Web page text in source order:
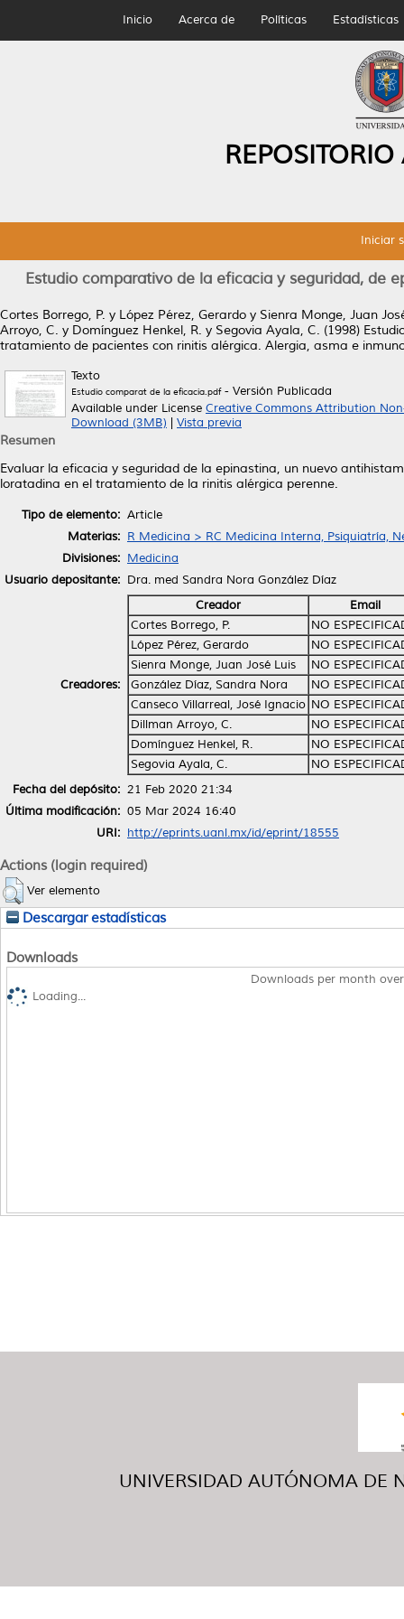
Inicio Acerca de Políticas Estadísticas
Iniciar
Estudio comparativo de la eficacia y seguridad, de
Cortes Borrego, P. y López Pérez, Gerardo y Sienra Monge, Juan
Arroyo, C. y Domínguez Henkel, R. y Segovia Ayala, C. (1998)
tratamiento de pacientes con rinitis alérgica. Alergia, asma e
Texto
Estudio comparat de la eficacia.pdf- Versión Publicada
Available under License Creative Commons Attribution
Download (3MB)
Vista previa
Resumen
Evaluar la eficacia y seguridad de la epinastina, un nuevo
loratadina en el tratamiento de la rinitis alérgica perenne.
Tipo de elemento: Article
Materias: R Medicina > RC Medicina Interna, Psiquiatría,
Divisiones: Medicina
Usuario depositante: Dra. med Sandra Nora González Díaz
Creadores:
Creador
Email
Cortes Borrego, P.
NO
López Pérez, Gerardo
NO
Sienra Monge, Juan José Luis
NO
González Díaz, Sandra Nora
NO
Canseco Villarreal, José Ignacio NO
Dillman Arroyo, C.
NO
Domínguez Henkel, R.
NO
Segovia Ayala, C.
NO
Fecha del depósito: 21 Feb 2020 21:34
Última modificación: 05 Mar 2024 16:40
URI: http://eprints.uanl.mx/id/eprint/18555
Actions (login required)
Ver elemento
Descargar estadísticas
Downloads
Downloads per month
Loading...
UNIVERSIDAD AUTÓNOMA DE